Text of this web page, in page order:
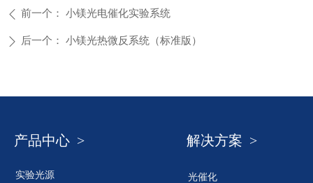
ꄴ 前一个： 小镁光电催化实验系统
ꄲ 后一个： 小镁光热微反系统（标准版）
产品中心 >
实验光源
解决方案 >
光催化